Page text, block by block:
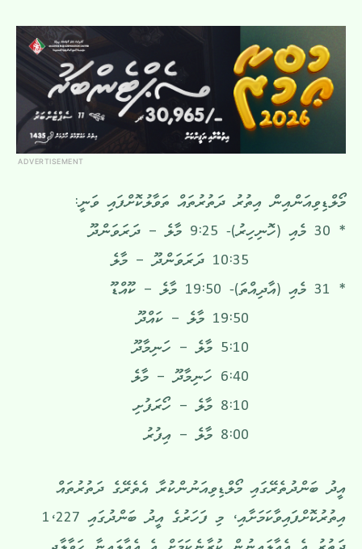
ADVERTISEMENT
މޯލްޑިވިއަންއިން އިތުރު ދަތުރުތައް ތަވާލުކޮށްފައި ވަނީ:
* 30 މެއި (ހޮނިހިރު)- 9:25 މާލެ – ދަރަވަންދޫ
* 31 މެއި (އާދިއްތަ)- 19:50 މާލެ – ކޫއްޑޫ
އީދު ބަންދުތެރޭގައި މޯލްޑިވިއަނުންކުރާ އެތެރޭގެ ދަތުރުތައް
އިތުރުކޮށްފައިވާކަމަށާއި، މި ފަހަރުގެ އީދު ބަންދުގައި 1،227